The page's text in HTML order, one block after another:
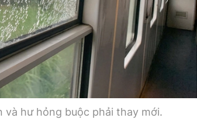
và hư hỏng buộc phải thay mới.